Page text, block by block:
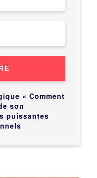
« Comment
son
puissantes